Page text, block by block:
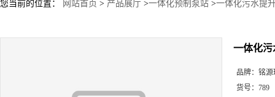
您当前的位置： 网站首页 > 产品展厅 >一体化预制泵站 >一体化污水提
一体化污
品牌： 铭源
货号： 789